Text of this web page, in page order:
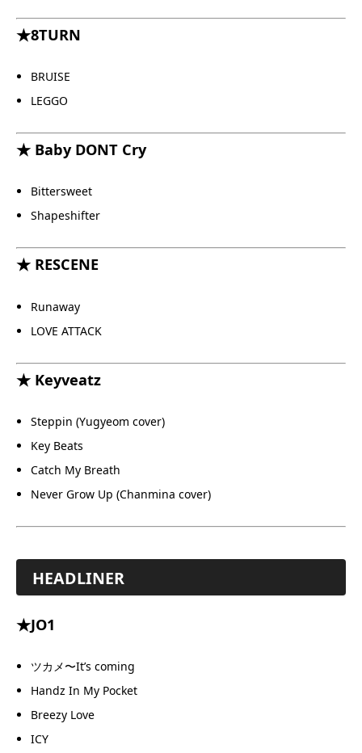
★8TURN
BRUISE
LEGGO
★ Baby DONT Cry
Bittersweet
Shapeshifter
★ RESCENE
Runaway
LOVE ATTACK
★ Keyveatz
Steppin (Yugyeom cover)
Key Beats
Catch My Breath
Never Grow Up (Chanmina cover)
HEADLINER
★JO1
ツカメ〜It’s coming
Handz In My Pocket
Breezy Love
ICY